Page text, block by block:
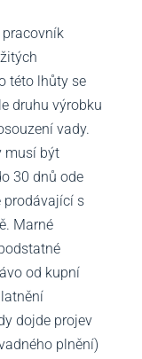
této lhůty se
druhu výrobku
vady.
musí být
30 dnů ode
prodávající s
Marné
od kupní
dojde projev
plnění)